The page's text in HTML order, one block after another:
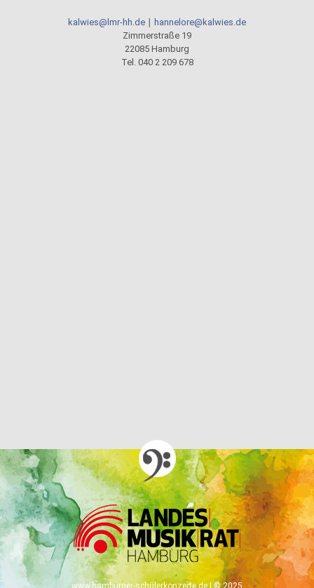
kalwies@lmr-hh.de
hannelore@kalwies.de
Zimmerstraße 19
22085 Hamburg
Tel. 040 2 209 678